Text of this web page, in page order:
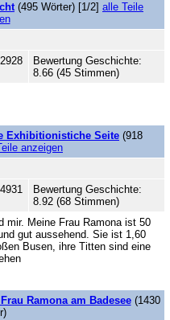
(495 Wörter) [1/2] alle Teile
Bewertung Geschichte:
8.66 (45 Stimmen)
Exhibitionistiche Seite (918
anzeigen
Bewertung Geschichte:
8.92 (68 Stimmen)
mir. Meine Frau Ramona ist 50
gut aussehend. Sie ist 1,60
Busen, ihre Titten sind eine
Ramona am Badesee(1430